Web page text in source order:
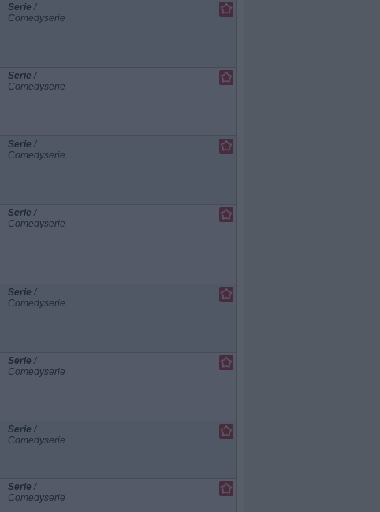
Serie /
Comedyserie
Serie /
Comedyserie
Serie /
Comedyserie
Serie /
Comedyserie
Serie /
Comedyserie
Serie /
Comedyserie
Serie /
Comedyserie
Serie /
Comedyserie